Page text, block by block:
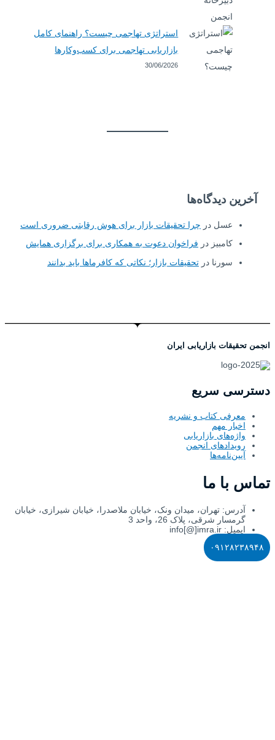
استراتژی تهاجمی چیست؟ راهنمای کامل
بازاریابی تهاجمی برای کسب‌وکارها
30/06/2026
دیدگاه‌ها
درچرا تحقیقات بازار برای هوش رقابتی ضروری است
در فراخوان دعوت به همکاری برای برگزاری همایش
در تحقیقات بازار؛ نکاتی که کافرماها باید بدانند
بازاریابی ایران
سریع
کتاب و نشریه
مهم
بازاریابی
انجمن
ما
تهران، میدان ونک، خیابان ملاصدرا، خیابان شیرازی، خیابان
شرقی، پلاک 26، واحد 3